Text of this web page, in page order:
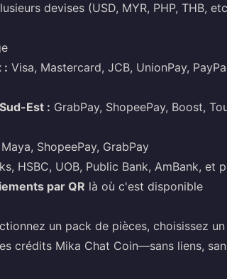
devises (USD, MYR, PHP, THB,
: Visa, Mastercard, JCB, UnionPay,
Est : GrabPay, ShopeePay, Boost,
ShopeePay, GrabPay
HSBC, UOB, Public Bank, AmBank, et
par QR là où c'est disponible
un pack de pièces, choisissez
crédits Mika Chat Coin—sans liens,